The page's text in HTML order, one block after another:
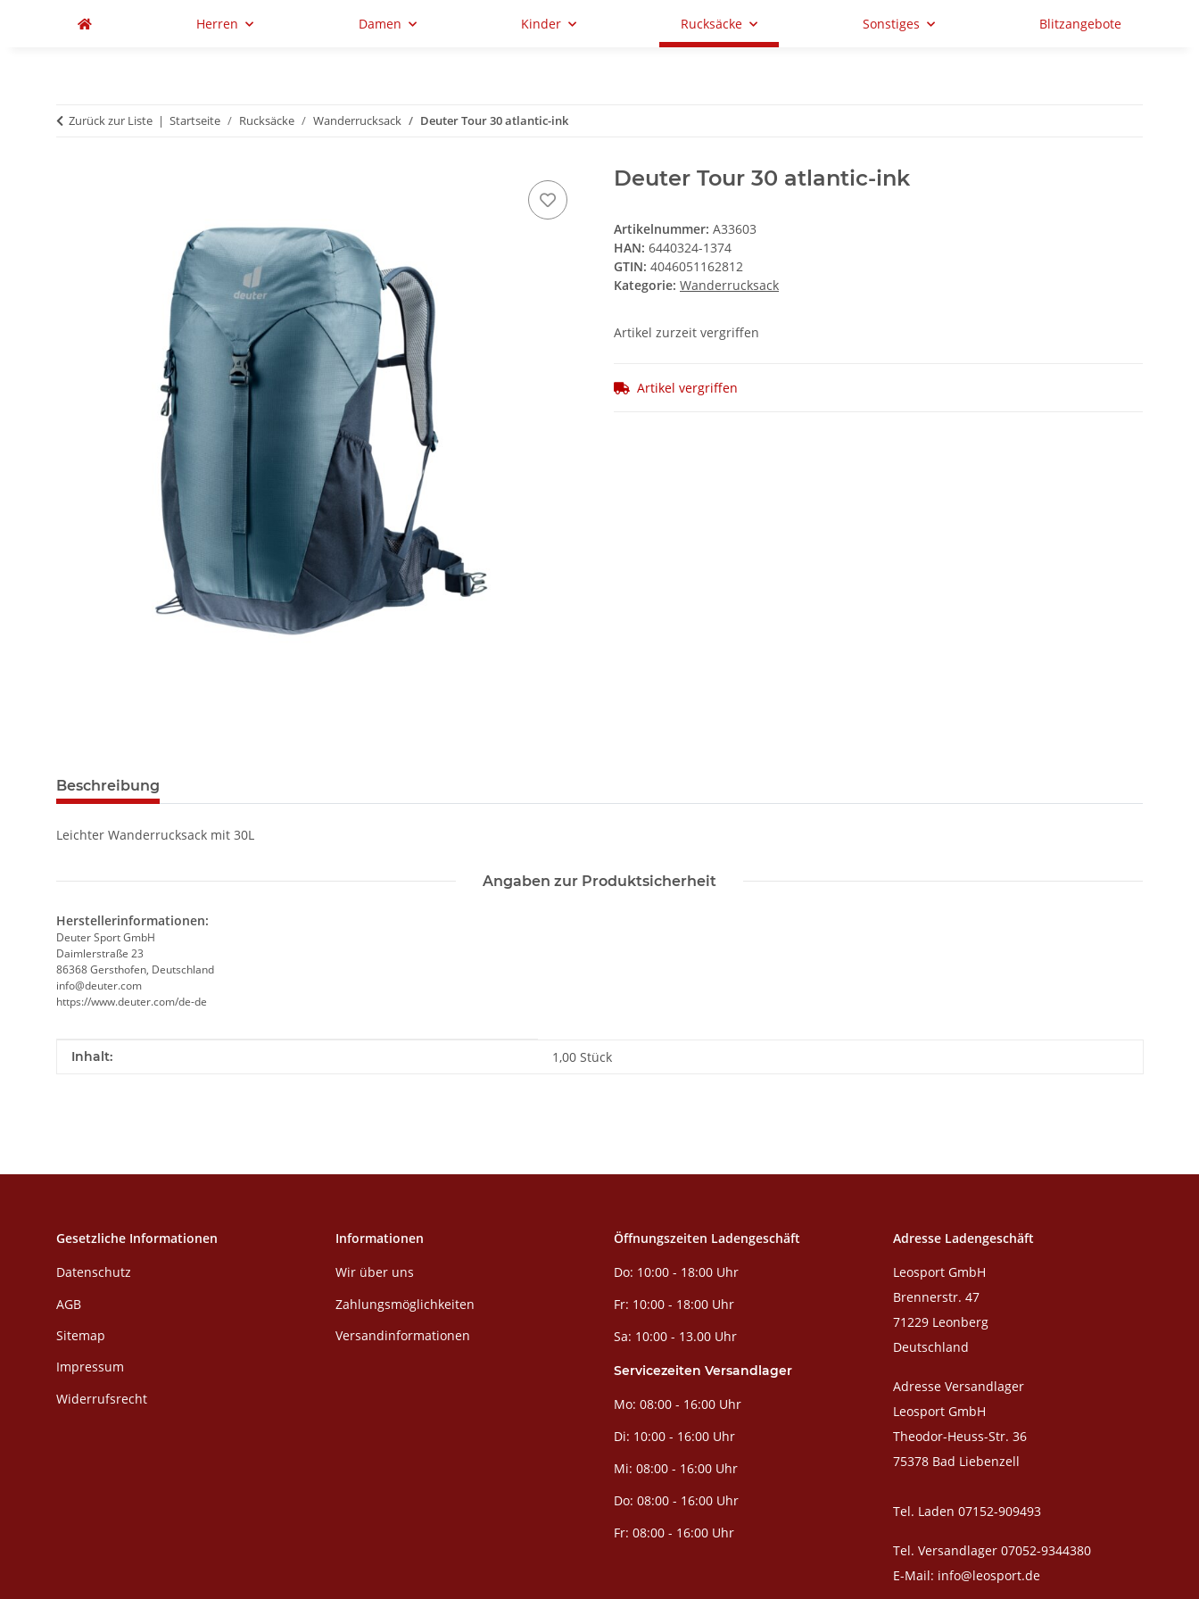
Herren Damen Kinder Rucksäcke Sonstiges Blitzangebote
Zurück zur Liste Startseite Rucksäcke Wanderrucksack Deuter Tour 30 atlantic-ink
Deuter Tour 30 atlantic-ink
Artikelnummer: A33603
HAN: 6440324-1374
GTIN: 4046051162812
Kategorie: Wanderrucksack
Artikel zurzeit vergriffen
Artikel vergriffen
Beschreibung
Leichter Wanderrucksack mit 30L
Angaben zur Produktsicherheit
Herstellerinformationen:
Deuter Sport GmbH
Daimlerstraße 23
86368 Gersthofen, Deutschland
info@deuter.com
https://www.deuter.com/de-de
Produkteigenschaft
Wert
Inhalt: 1,00 Stück
Gesetzliche Informationen
Datenschutz
AGB
Sitemap
Impressum
Widerrufsrecht
Informationen
Wir über uns
Zahlungsmöglichkeiten
Versandinformationen
Öffnungszeiten Ladengeschäft
Do: 10:00 - 18:00 Uhr
Fr: 10:00 - 18:00 Uhr
Sa: 10:00 - 13.00 Uhr
Servicezeiten Versandlager
Mo: 08:00 - 16:00 Uhr
Di: 10:00 - 16:00 Uhr
Mi: 08:00 - 16:00 Uhr
Do: 08:00 - 16:00 Uhr
Fr: 08:00 - 16:00 Uhr
Adresse Ladengeschäft
Leosport GmbH
Brennerstr. 47
71229 Leonberg
Deutschland
Adresse Versandlager
Leosport GmbH
Theodor-Heuss-Str. 36
75378 Bad Liebenzell
Tel. Laden 07152-909493
Tel. Versandlager 07052-9344380
E-Mail: info@leosport.de